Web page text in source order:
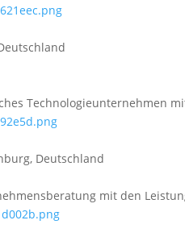
Technologieunternehmen
Deutschland
mit den